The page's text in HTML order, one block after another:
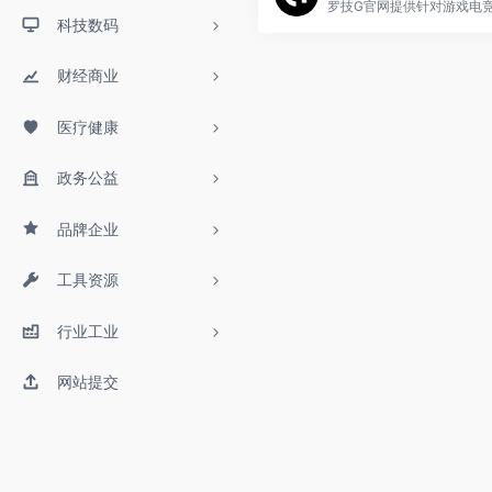
科技数码
财经商业
医疗健康
政务公益
品牌企业
工具资源
行业工业
网站提交